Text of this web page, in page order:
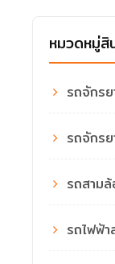
หมวดหมู่สิ
รถจักร
รถจักร
รถสาม
รถไฟฟ้า